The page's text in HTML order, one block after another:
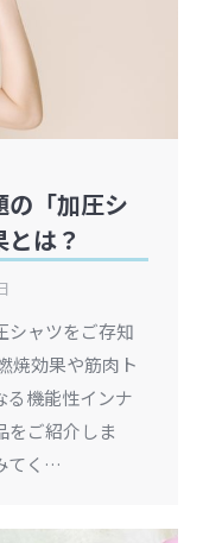
の「加圧シ
は？
シャツをご存知
焼効果や筋肉ト
る機能性インナ
をご紹介しま
てく…